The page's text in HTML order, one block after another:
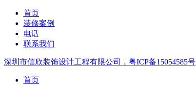
首页
装修案例
电话
联系我们
深圳市信欣装饰设计工程有限公司，粤ICP备15054585号
首页